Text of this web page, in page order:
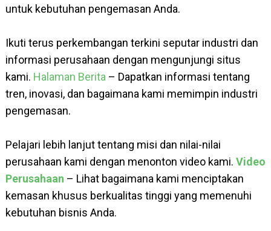
untuk kebutuhan pengemasan Anda.
Ikuti terus perkembangan terkini seputar industri dan
informasi perusahaan dengan mengunjungi situs
kami. Halaman Berita – Dapatkan informasi tentang
tren, inovasi, dan bagaimana kami memimpin industri
pengemasan.
Pelajari lebih lanjut tentang misi dan nilai-nilai
perusahaan kami dengan menonton video kami. Video
Perusahaan – Lihat bagaimana kami menciptakan
kemasan khusus berkualitas tinggi yang memenuhi
kebutuhan bisnis Anda.